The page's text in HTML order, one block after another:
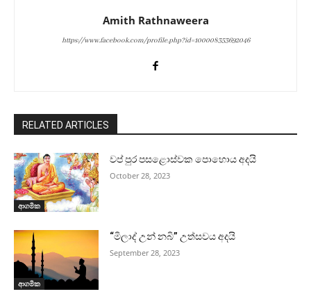
Amith Rathnaweera
https://www.facebook.com/profile.php?id=100008353692046
RELATED ARTICLES
ආගමික
වප් පුර පසළොස්වක පොහොය අදයි
October 28, 2023
ආගමික
“මිලාද් උන් නබි” උත්සවය අදයි
September 28, 2023